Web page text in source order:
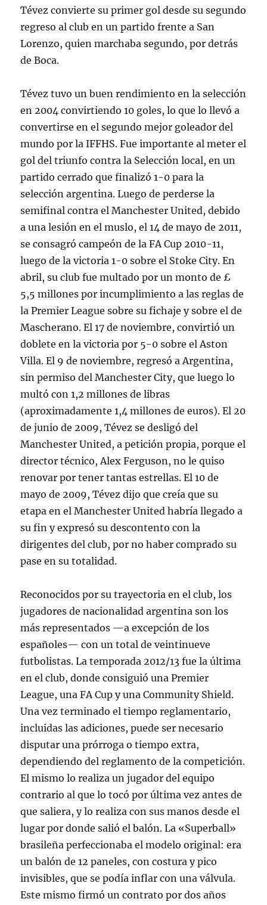
Tévez convierte su primer gol desde su segundo
regreso al club en un partido frente a San
Lorenzo, quien marchaba segundo, por detrás
de Boca.
Tévez tuvo un buen rendimiento en la selección
en 2004 convirtiendo 10 goles, lo que lo llevó a
convertirse en el segundo mejor goleador del
mundo por la IFFHS. Fue importante al meter el
gol del triunfo contra la Selección local, en un
partido cerrado que finalizó 1-0 para la
selección argentina. Luego de perderse la
semifinal contra el Manchester United, debido
a una lesión en el muslo, el 14 de mayo de 2011,
se consagró campeón de la FA Cup 2010-11,
luego de la victoria 1-0 sobre el Stoke City. En
abril, su club fue multado por un monto de £
5,5 millones por incumplimiento a las reglas de
la Premier League sobre su fichaje y sobre el de
Mascherano. El 17 de noviembre, convirtió un
doblete en la victoria por 5-0 sobre el Aston
Villa. El 9 de noviembre, regresó a Argentina,
sin permiso del Manchester City, que luego lo
multó con 1,2 millones de libras
(aproximadamente 1,4 millones de euros). El 20
de junio de 2009, Tévez se desligó del
Manchester United, a petición propia, porque el
director técnico, Alex Ferguson, no le quiso
renovar por tener tantas estrellas. El 10 de
mayo de 2009, Tévez dijo que creía que su
etapa en el Manchester United habría llegado a
su fin y expresó su descontento con la
dirigentes del club, por no haber comprado su
pase en su totalidad.
Reconocidos por su trayectoria en el club, los
jugadores de nacionalidad argentina son los
más representados —a excepción de los
españoles— con un total de veintinueve
futbolistas. La temporada 2012/13 fue la última
en el club, donde consiguió una Premier
League, una FA Cup y una Community Shield.
Una vez terminado el tiempo reglamentario,
incluidas las adiciones, puede ser necesario
disputar una prórroga o tiempo extra,
dependiendo del reglamento de la competición.
El mismo lo realiza un jugador del equipo
contrario al que lo tocó por última vez antes de
que saliera, y lo realiza con sus manos desde el
lugar por donde salió el balón. La «Superball»
brasileña perfeccionaba el modelo original: era
un balón de 12 paneles, con costura y pico
invisibles, que se podía inflar con una válvula.
Este mismo firmó un contrato por dos años